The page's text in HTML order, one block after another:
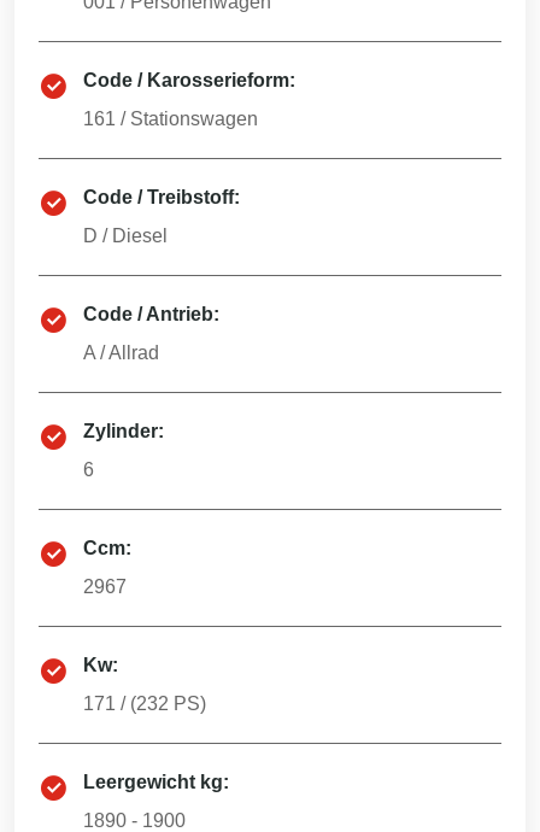
Code / Karosserieform:
161 / Stationswagen
Code / Treibstoff:
D / Diesel
Code / Antrieb:
A /Allrad
Zylinder:
6
Ccm:
2967
Kw:
171 / (232 PS)
Leergewicht kg:
1890 - 1900